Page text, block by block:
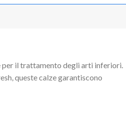
il trattamento degli arti inferiori.
queste calze garantiscono